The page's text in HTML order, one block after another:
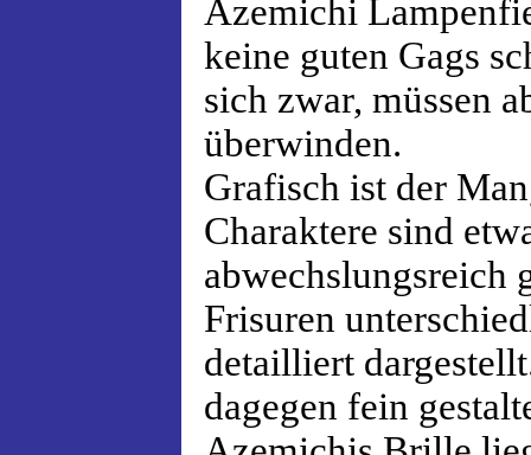
Azemichi
keine guten Gags
sich zwar, müssen
überwinden.
Grafisch ist der
Charaktere sind
abwechslungsreich
Frisuren
detailliert
dagegen fein